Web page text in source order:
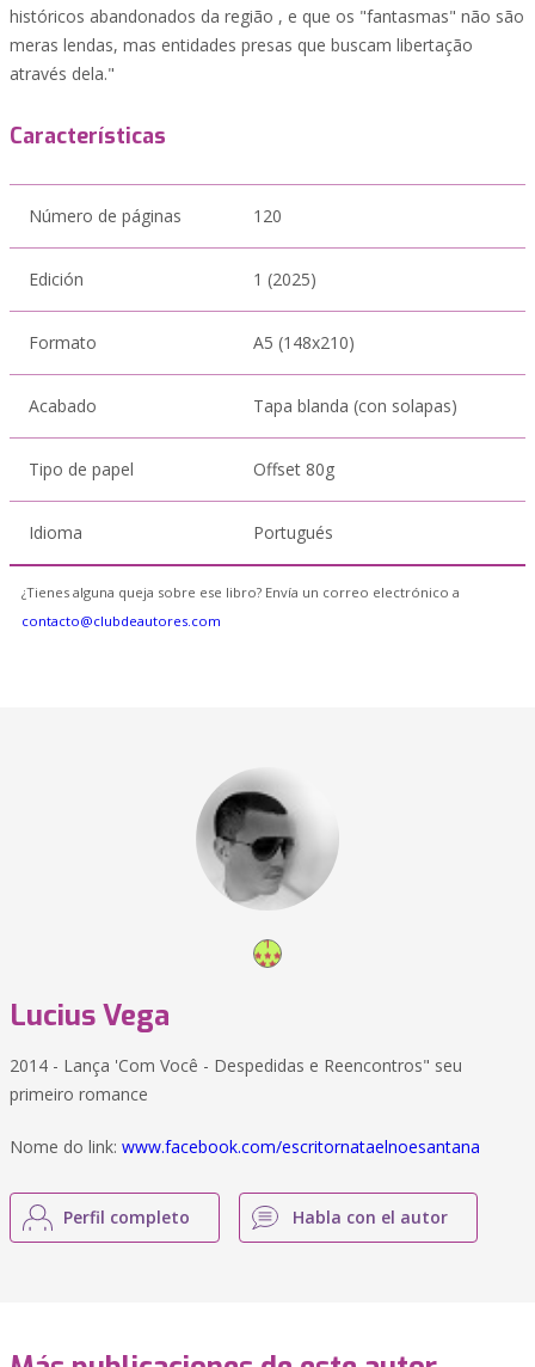
históricos abandonados da região , e que os "fantasmas" não são
meras lendas, mas entidades presas que buscam libertação
através dela."
Características
Número de páginas 120
Edición 1 (2025)
Formato A5 (148x210)
Acabado Tapa blanda (con solapas)
Tipo de papel Offset 80g
Idioma Portugués
¿Tienes alguna queja sobre ese libro? Envía un correo electrónico a
contacto@clubdeautores.com
Lucius Vega
2014 - Lança 'Com Você - Despedidas e Reencontros" seu
primeiro romance
Nome do link: www.facebook.com/escritornataelnoesantana
Perfil completo Habla con el autor